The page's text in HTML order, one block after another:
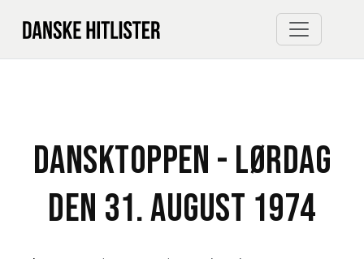
DANSKTOPPEN - LØRDAG
DEN 31. AUGUST 1974